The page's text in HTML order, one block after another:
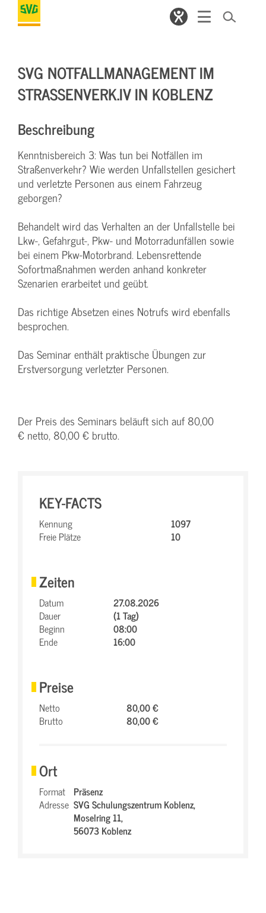
SVG NOTFALLMANAGEMENT IM
STRASSENVERK.IV IN KOBLENZ
Beschreibung
Kenntnisbereich 3: Was tun bei Notfällen im
Straßenverkehr? Wie werden Unfallstellen gesichert
und verletzte Personen aus einem Fahrzeug
geborgen?
Behandelt wird das Verhalten an der Unfallstelle bei
Lkw-, Gefahrgut-, Pkw- und Motorradunfällen sowie
bei einem Pkw-Motorbrand. Lebensrettende
Sofortmaßnahmen werden anhand konkreter
Szenarien erarbeitet und geübt.
Das richtige Absetzen eines Notrufs wird ebenfalls
besprochen.
Das Seminar enthält praktische Übungen zur
Erstversorgung verletzter Personen.
Der Preis des Seminars beläuft sich auf 80,00
€ netto, 80,00 € brutto.
KEY-FACTS
Kennung
1097
Freie Plätze
10
Zeiten
Datum
27.08.2026
Dauer
(1 Tag)
Beginn
08:00
Ende
16:00
Preise
Netto
80,00 €
Brutto
80,00 €
Ort
Format Präsenz
Adresse SVG Schulungszentrum Koblenz,
Moselring 11,
56073 Koblenz